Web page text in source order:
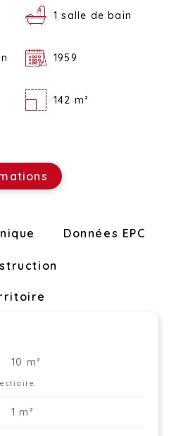
1 salle de bain
1959
142 m²
Données EPC
10 m²
1 m²